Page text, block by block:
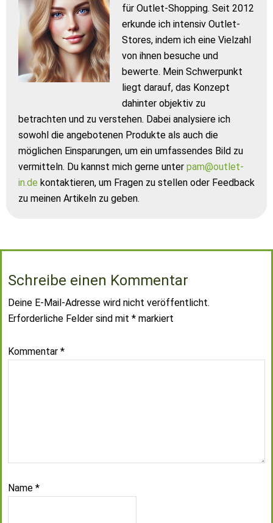
für Outlet-Shopping. Seit 2012
erkunde ich intensiv Outlet-
Stores, indem ich eine Vielzahl
von ihnen besuche und
bewerte. Mein Schwerpunkt
liegt darauf, das Konzept
dahinter objektiv zu
betrachten und zu verstehen. Dabei analysiere ich
sowohl die angebotenen Produkte als auch die
möglichen Einsparungen, um ein umfassendes Bild zu
vermitteln. Du kannst mich gerne unter pam@outlet-
in.de kontaktieren, um Fragen zu stellen oder Feedback
zu meinen Artikeln zu geben.
Schreibe einen Kommentar
Deine E-Mail-Adresse wird nicht veröffentlicht.
Erforderliche Felder sind mit * markiert
Kommentar *
Name *